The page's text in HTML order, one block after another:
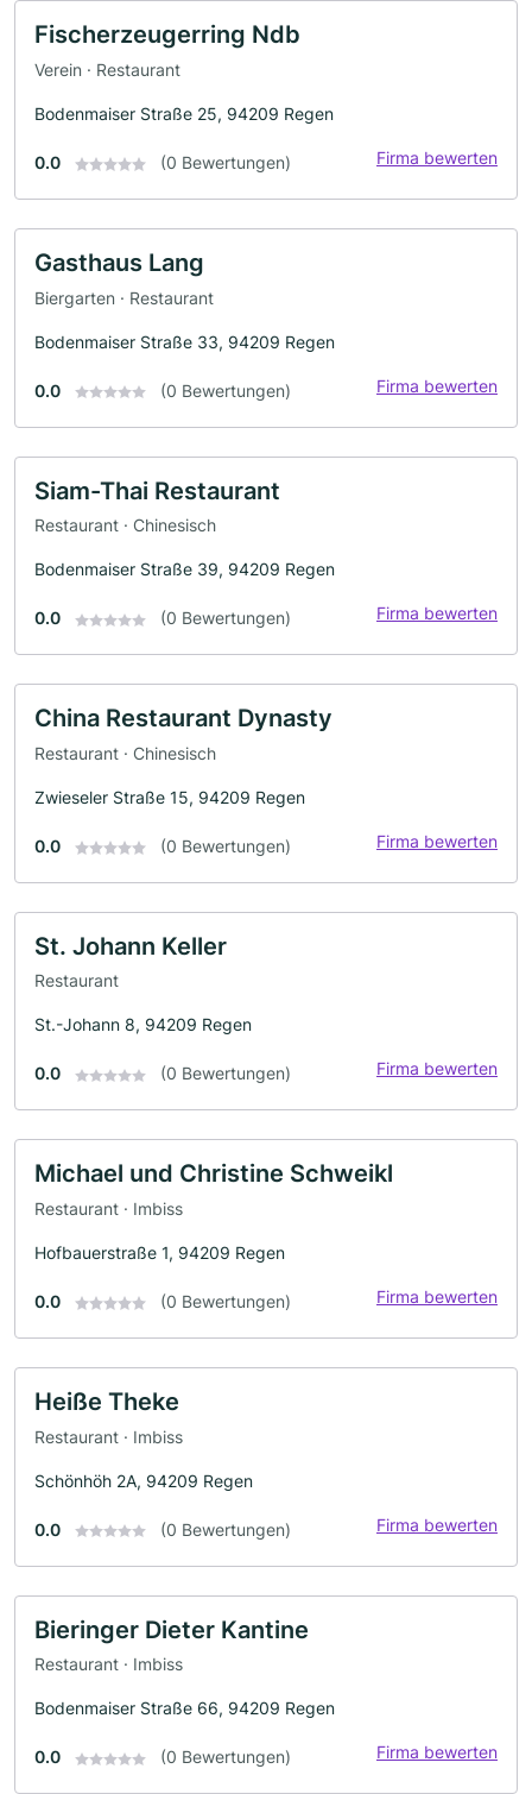
Fischerzeugerring Ndb
Verein · Restaurant
Bodenmaiser Straße 25, 94209 Regen
0.0 (0 Bewertungen) Firma bewerten
Gasthaus Lang
Biergarten · Restaurant
Bodenmaiser Straße 33, 94209 Regen
0.0 (0 Bewertungen) Firma bewerten
Siam-Thai Restaurant
Restaurant · Chinesisch
Bodenmaiser Straße 39, 94209 Regen
0.0 (0 Bewertungen) Firma bewerten
China Restaurant Dynasty
Restaurant · Chinesisch
Zwieseler Straße 15, 94209 Regen
0.0 (0 Bewertungen) Firma bewerten
St. Johann Keller
Restaurant
St.-Johann 8, 94209 Regen
0.0 (0 Bewertungen) Firma bewerten
Michael und Christine Schweikl
Restaurant · Imbiss
Hofbauerstraße 1, 94209 Regen
0.0 (0 Bewertungen) Firma bewerten
Heiße Theke
Restaurant · Imbiss
Schönhöh 2A, 94209 Regen
0.0 (0 Bewertungen) Firma bewerten
Bieringer Dieter Kantine
Restaurant · Imbiss
Bodenmaiser Straße 66, 94209 Regen
0.0 (0 Bewertungen) Firma bewerten